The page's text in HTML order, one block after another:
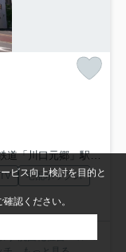
川口元郷」駅 徒歩22分
宅配ボックス
ビス向上検討を目的と
確認ください。